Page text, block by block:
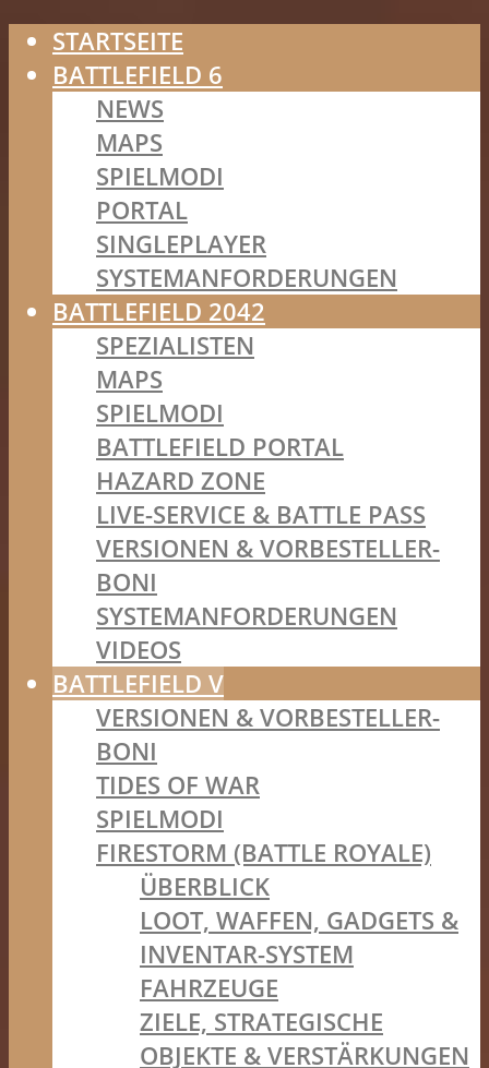
STARTSEITE
BATTLEFIELD 6
NEWS
MAPS
SPIELMODI
PORTAL
SINGLEPLAYER
SYSTEMANFORDERUNGEN
BATTLEFIELD 2042
SPEZIALISTEN
MAPS
SPIELMODI
BATTLEFIELD PORTAL
HAZARD ZONE
LIVE-SERVICE & BATTLE PASS
VERSIONEN & VORBESTELLER-
BONI
SYSTEMANFORDERUNGEN
VIDEOS
BATTLEFIELD V
VERSIONEN & VORBESTELLER-
BONI
TIDES OF WAR
SPIELMODI
FIRESTORM (BATTLE ROYALE)
ÜBERBLICK
LOOT, WAFFEN, GADGETS &
INVENTAR-SYSTEM
FAHRZEUGE
ZIELE, STRATEGISCHE
OBJEKTE & VERSTÄRKUNGEN